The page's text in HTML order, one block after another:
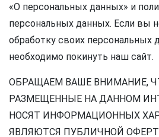
«О персональных данных» и
персональных данных. Если вы
обработку своих персональных
необходимо покинуть наш сайт.
ОБРАЩАЕМ ВАШЕ ВНИМАНИЕ,
РАЗМЕЩЕННЫЕ НА ДАННОМ
НОСЯТ ИНФОРМАЦИОННЫХ
ЯВЛЯЮТСЯ ПУБЛИЧНОЙ